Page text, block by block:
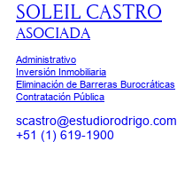
SOLEIL CASTRO
ASOCIADA
Administrativo
Inversión Inmobiliaria
Eliminación de Barreras Burocráticas
Contratación Pública
scastro@estudiorodrigo.com
+51 (1) 619-1900